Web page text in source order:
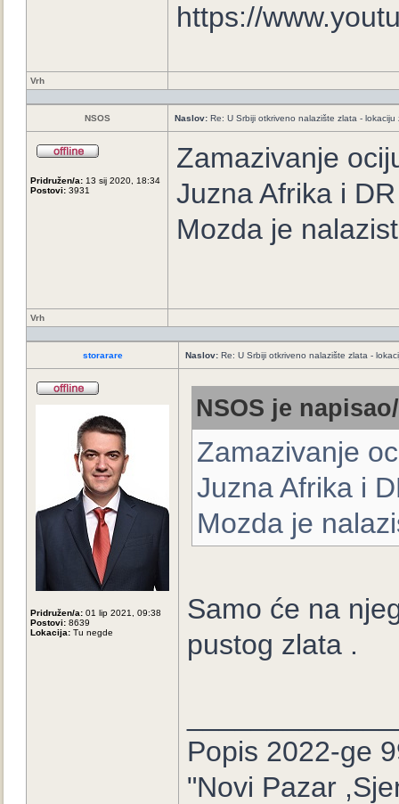
https://
Vrh
NSOS Naslov: Re: U Srbiji otkriveno nalazište zlata -
Pridružen/a: 13 sij 2020, 18:34
Postovi: 3931
Zamazivanje
Juzna Afrika i
Mozda je
Vrh
storarare Naslov: Re: U Srbiji otkriveno nalazište zlata -
Pridružen/a: 01 lip 2021, 09:38
Postovi: 8639
Lokacija: Tu negde
NSOS je
Zamazivanje
Juzna Afrika i
Mozda je
Samo će na
pustog zlata .
Popis 2022-ge
"Novi Pazar